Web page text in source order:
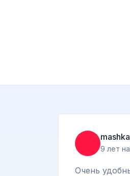
9 лет
Очень